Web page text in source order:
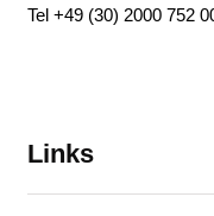
Tel +49 (30) 2000 752
Links